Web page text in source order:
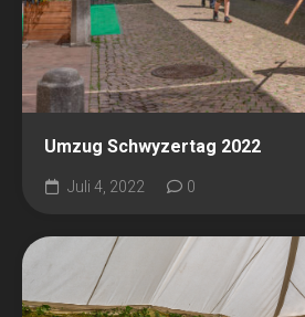
Umzug Schwyzertag 2022
Juli 4, 2022 0